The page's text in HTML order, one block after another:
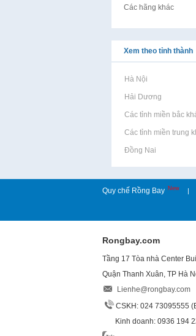
Các hãng khác
Xem theo tỉnh thành
Rao vặt tại Hà Nội
Rao vặt tại Hải Dương
Rao vặt tại Các tỉnh miền bắc
Rao vặt tại Các tỉnh miền trung
Rao vặt tại Đồng Nai
Quy chế Rồng Bay New |
Rongbay.com
Tầng 17 Tòa nhà Center
Quận Thanh Xuân, TP Hà
Lienhe@rongbay.com
CSKH: 024 73095555
Kinh doanh: 0936 194